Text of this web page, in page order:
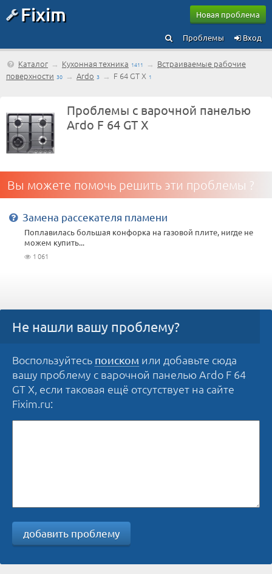
Fixim Новая проблема
Вход
Проблемы
Каталог → Кухонная техника 1411 → Встраиваемые рабочие
поверхности 30 → Ardo 3 → F 64 GT X 1
Проблемы с варочной панелью
Ardo F 64 GT X
Вы можете помочь решить эти проблемы ?
Замена рассекателя пламени
Поплавилась большая конфорка на газовой плите, нигде не
можем купить...
1 061
Не нашли вашу проблему?
Воспользуйтесь поиском или добавьте сюда
вашу проблему с варочной панелью Ardo F 64
GT X, если таковая ещё отсутствует на сайте
Fixim.ru:
добавить проблему